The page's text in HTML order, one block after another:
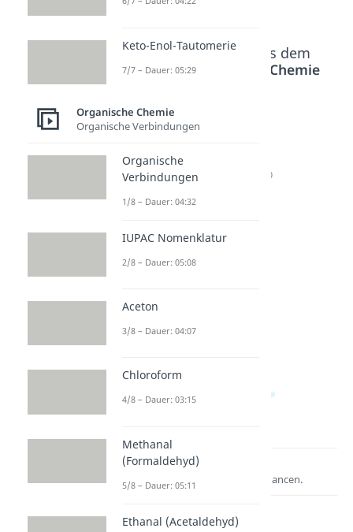
Beliebte Inhalte aus dem
BereichOrganische Chemie
Elektrop
Addition
Dauer: 04:27
Induktiv
Dauer: 04:56
Dauer: 04:10
Lernen lohnt sich!
Entdecke hier deine Chancen.
Keto-Enol-Tautomerie
7/7 – Dauer: 05:29
Organische Chemie
Organische Verbindungen
Organische
Verbindungen
1/8 – Dauer: 04:32
IUPAC Nomenklatur
2/8 – Dauer: 05:08
Aceton
3/8 – Dauer: 04:07
Chloroform
4/8 – Dauer: 03:15
Methanal
(Formaldehyd)
5/8 – Dauer: 05:11
Ethanal (Acetaldehyd)